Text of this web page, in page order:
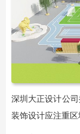
深圳大正设计公
装饰设计应注重区